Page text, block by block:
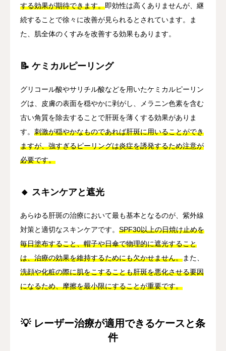
する効果が期待できます。即効性は高くありませんが、継
続することで徐々に改善が見られるとされています。ま
た、肌全体のくすみを改善する効果もあります。
📝 ケミカルピーリング
グリコール酸やサリチル酸などを用いたケミカルピーリン
グは、皮膚の表面を穏やかに剥がし、メラニン色素を含む
古い角質を除去することで肝斑を薄くする効果がありま
す。 刺激が穏やかなものであれば肝斑に用いることができ
ますが、強すぎるピーリングは炎症を誘発するため注意が
必要です。
🔸 スキンケアと遮光
あらゆる肝斑の治療において最も基本となるのが、紫外線
対策と適切なスキンケアです。 SPF30以上の日焼け止めを
毎日塗布すること、帽子や日傘で物理的に遮光すること
は、治療の効果を維持するためにも欠かせません。また、
洗顔や化粧の際に肌をこすることも肝斑を悪化させる要因
になるため、摩擦を最小限にすることが重要です。
💡 レーザー治療が適用できるケースと条
件